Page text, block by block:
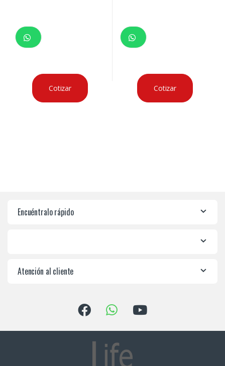
Cotizar Cotizar
Encuéntralo rápido
Atención al cliente